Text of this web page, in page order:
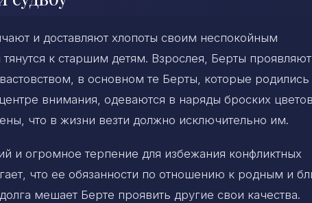
и доставляют хлопоты своим неспокойным
к старшим детям. Взрослея, Берты проявляют
в основном те Берты, которые родились
внимания, одеваются в наряды броских
что в жизни везти должно исключительно им.
и огромное терпение для избежания конфликтных
что ее обязанности по отношению к родным и
мешает Берте проявить другие свои качества.